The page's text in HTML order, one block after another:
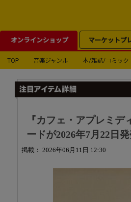
オンラインショップ マーケットプ
TOP 音楽ジャンル 本/雑誌/コミック
『カフェ・アプレミ
ードが2026年7月22日
掲載： 2026年06月11日 12:30